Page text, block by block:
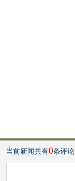
当前新闻共有0条评论